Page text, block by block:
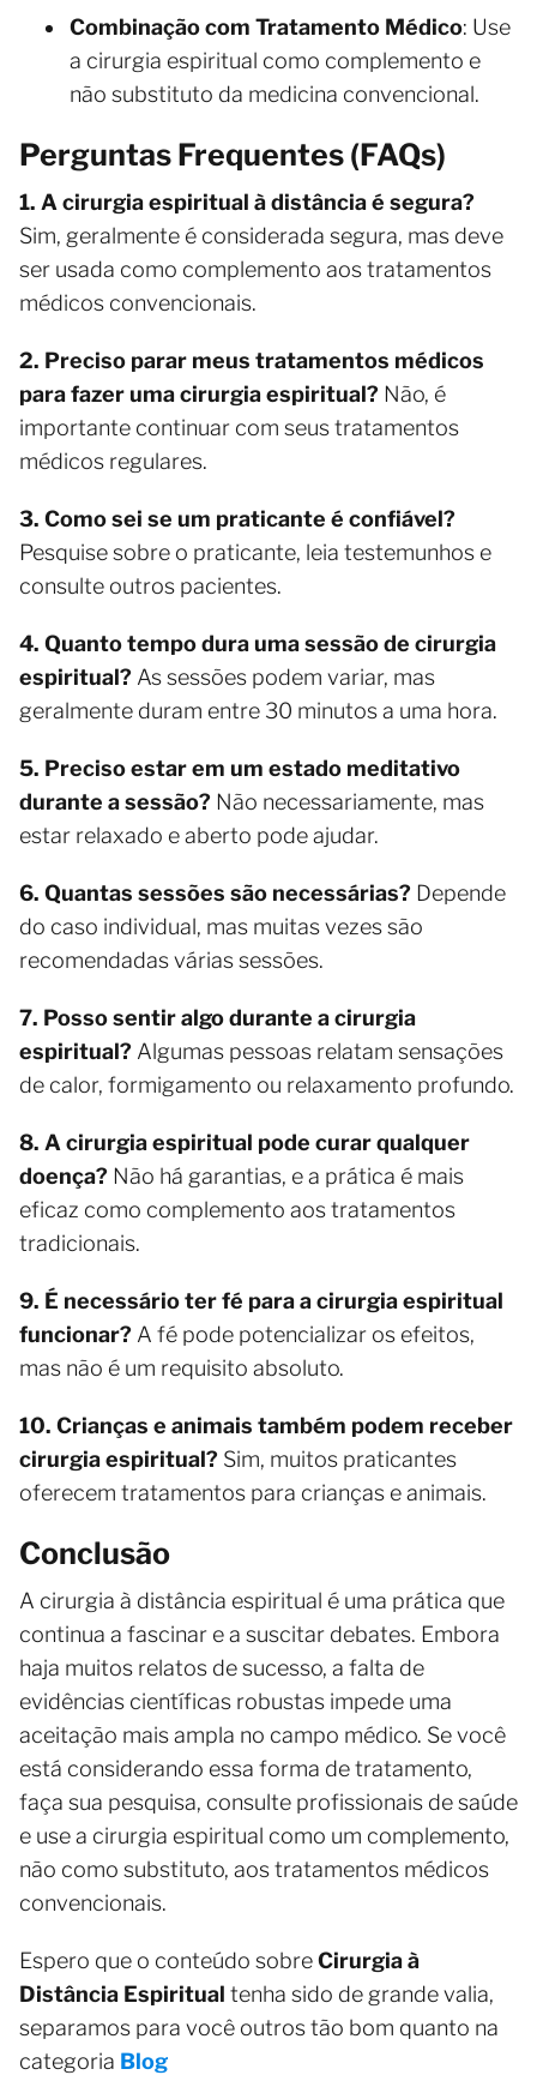
Combinação com Tratamento Médico: Use
a cirurgia espiritual como complemento e
não substituto da medicina convencional.
Perguntas Frequentes (FAQs)
1. A cirurgia espiritual à distância é segura?
Sim, geralmente é considerada segura, mas deve
ser usada como complemento aos tratamentos
médicos convencionais.
2. Preciso parar meus tratamentos médicos
para fazer uma cirurgia espiritual? Não, é
importante continuar com seus tratamentos
médicos regulares.
3. Como sei se um praticante é confiável?
Pesquise sobre o praticante, leia testemunhos e
consulte outros pacientes.
4. Quanto tempo dura uma sessão de cirurgia
espiritual? As sessões podem variar, mas
geralmente duram entre 30 minutos a uma hora.
5. Preciso estar em um estado meditativo
durante a sessão? Não necessariamente, mas
estar relaxado e aberto pode ajudar.
6. Quantas sessões são necessárias? Depende
do caso individual, mas muitas vezes são
recomendadas várias sessões.
7. Posso sentir algo durante a cirurgia
espiritual? Algumas pessoas relatam sensações
de calor, formigamento ou relaxamento profundo.
8. A cirurgia espiritual pode curar qualquer
doença? Não há garantias, e a prática é mais
eficaz como complemento aos tratamentos
tradicionais.
9. É necessário ter fé para a cirurgia espiritual
funcionar? A fé pode potencializar os efeitos,
mas não é um requisito absoluto.
10. Crianças e animais também podem receber
cirurgia espiritual? Sim, muitos praticantes
oferecem tratamentos para crianças e animais.
Conclusão
A cirurgia à distância espiritual é uma prática que
continua a fascinar e a suscitar debates. Embora
haja muitos relatos de sucesso, a falta de
evidências científicas robustas impede uma
aceitação mais ampla no campo médico. Se você
está considerando essa forma de tratamento,
faça sua pesquisa, consulte profissionais de saúde
e use a cirurgia espiritual como um complemento,
não como substituto, aos tratamentos médicos
convencionais.
Espero que o conteúdo sobreCirurgia à
Distância Espiritual tenha sido de grande valia,
separamos para você outros tão bom quanto na
categoria Blog